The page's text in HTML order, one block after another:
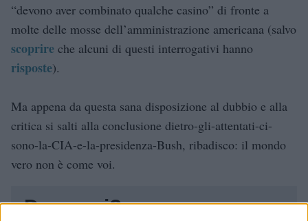
“devono aver combinato qualche casino” di fronte a
molte delle mosse dell’amministrazione americana (salvo
scoprire che alcuni di questi interrogativi hanno
risposte).
Ma appena da questa sana disposizione al dubbio e alla
critica si salti alla conclusione dietro-gli-attentati-ci-
sono-la-CIA-e-la-presidenza-Bush, ribadisco: il mondo
vero non è come voi.
Dove sei?